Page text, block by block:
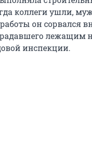
коллеги ушли,
он сорвался
лежащим
инспекции.